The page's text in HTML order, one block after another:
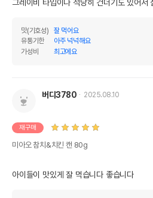
또는 소비자상담 관련
어바웃펫//
유통기한
그레이비 타입이나 적당히 건더기도 있어서
맛(기호성)
잘 먹어요
유통기한
아주 넉넉해요
가성비
최고에요
버디3780 2025.08.10
재구매
미아오 참치&치킨 캔 80g
아이들이 맛있게 잘 먹습니다 좋습니다